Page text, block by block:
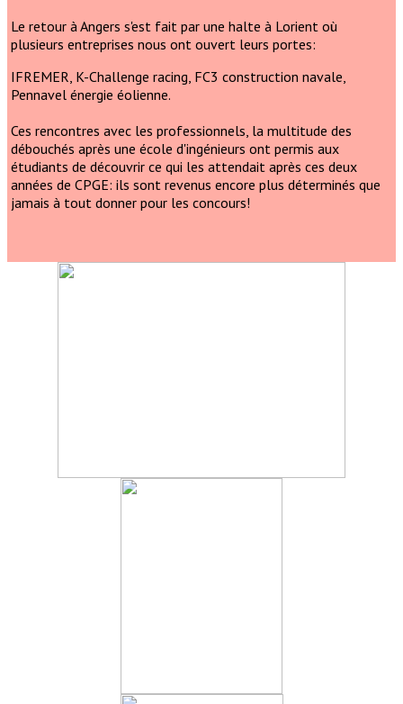
Le retour à Angers s'est fait par une halte à Lorient où
plusieurs entreprises nous ont ouvert leurs portes:
IFREMER, K-Challenge racing, FC3 construction navale,
Pennavel énergie éolienne.
Ces rencontres avec les professionnels, la multitude des
débouchés après une école d'ingénieurs ont permis aux
étudiants de découvrir ce qui les attendait après ces deux
années de CPGE: ils sont revenus encore plus déterminés que
jamais à tout donner pour les concours!